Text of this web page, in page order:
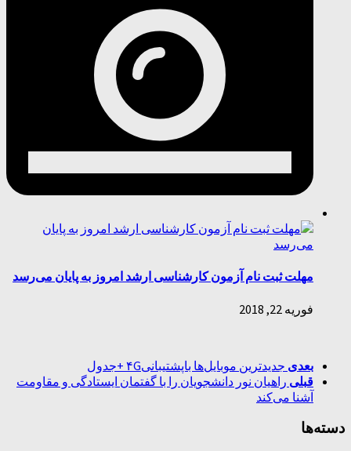
مهلت ثبت نام آزمون کارشناسی ارشد امروز به پایان می‌رسد
فوریه 22, 2018
بعدی جدیدترین‌ موبایل‌ها باپشتیبانی۴G +جدول
قبلی راهیان نور دانشجویان را با گفتمان ایستادگی و مقاومت
آشنا می‌کند
دسته‌ها